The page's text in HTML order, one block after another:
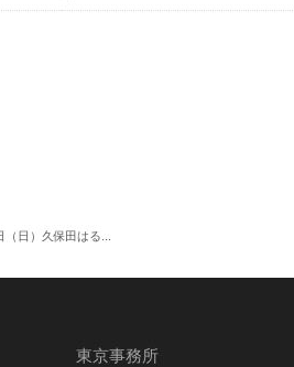
日）久保田はる...
東京事務所